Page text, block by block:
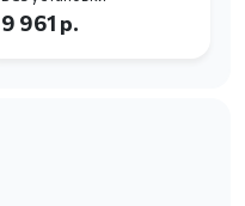
9 961 р.